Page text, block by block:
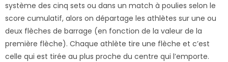
système des cinq sets ou dans un match à poulies selon le
score cumulatif, alors on départage les athlètes sur une ou
deux flèches de barrage (en fonction de la valeur de la
première flèche). Chaque athlète tire une flèche et c’est
celle qui est tirée au plus proche du centre qui l’emporte.